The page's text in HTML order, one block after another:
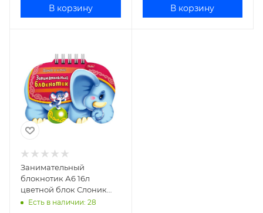
В корзину В корзину
Занимательный
блокнотик А6 16л
цветной блок Слоник
16Кц6гр_14428
Есть в наличии: 28